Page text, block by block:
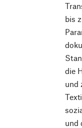
bis
die
und
und